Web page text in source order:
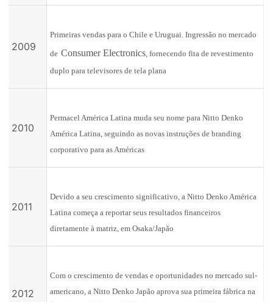
2009
Primeiras vendas para o Chile e Uruguai. Ingressão no mercado
de Consumer Electronics, fornecendo fita de revestimento
duplo para televisores de tela plana
2010
Permacel América Latina muda seu nome para Nitto Denko
América Latina, seguindo as novas instruções de branding
corporativo para as Américas
2011
Devido a seu crescimento significativo, a Nitto Denko América
Latina começa a reportar seus resultados financeiros
diretamente à matriz, em Osaka/Japão
2012
Com o crescimento de vendas e oportunidades no mercado sul-
americano, a Nitto Denko Japão aprova sua primeira fábrica na